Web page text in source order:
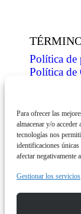
Para ofrecer las
almacenar y/o
tecnologías nos
identificaciones
afectar negativamente
Gestionar los servicios
Política de
Política de
ÍNDICE
Tienda
Personaliza
Contacto
Descarga